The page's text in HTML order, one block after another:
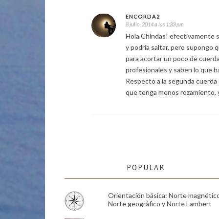
ENCORDA2
8 julio, 2014 a las 1:33 pm
Hola Chindas! efectivamente
y podría saltar, pero supongo
para acortar un poco de
profesionales y saben lo que
Respecto a la segunda
que tenga menos rozamiento,
POPULAR
Orientación básica: Norte
Norte geográfico y Norte Lambert